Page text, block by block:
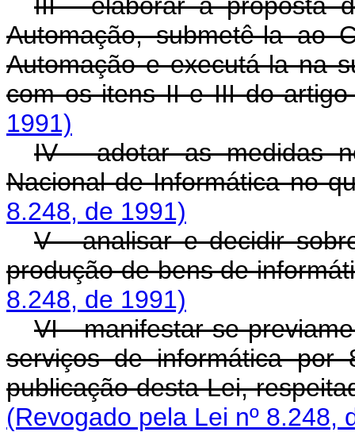
Automação, submetê-la ao
Automação e executá-la na
com os itens II e III do artigo
1991)
IV - adotar as medidas
Nacional de Informática no
8.248, de 1991)
V - analisar e decidir
produção de bens de
8.248, de 1991)
VI - manifestar-se
serviços de informática
publicação desta Lei,
(Revogado pela Lei nº 8.248,